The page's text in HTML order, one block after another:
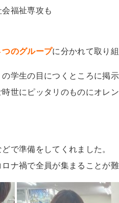
福祉専攻も
つのグループに分かれて取り
の学生の目につくところに掲
世にピッタリのものにオレ
で準備をしてくれました。
ナ禍で全員が集まることが難